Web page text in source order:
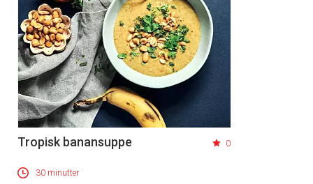
Tropisk banansuppe 0
30 minutter